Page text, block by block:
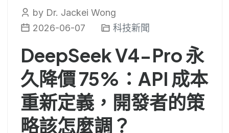
by Dr. Jackei Wong
2026-06-07
科技新聞
DeepSeek V4-Pro 永
久降價 75%：API 成本
重新定義，開發者的策
略該怎麼調？